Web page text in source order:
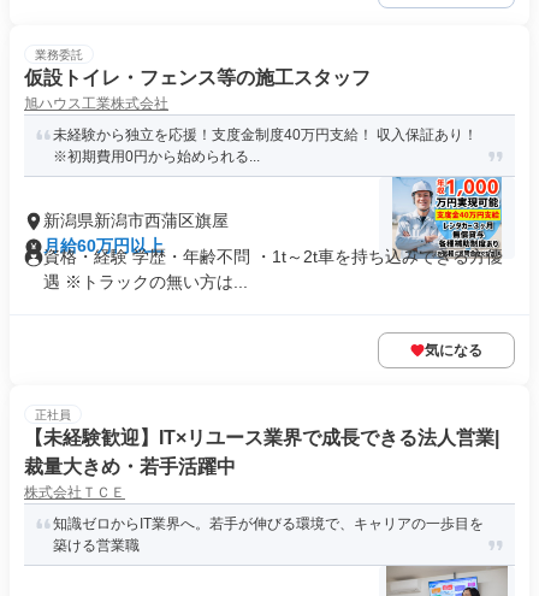
業務委託
仮設トイレ・フェンス等の施工スタッフ
旭ハウス工業株式会社
未経験から独立を応援！支度金制度40万円支給！ 収入保証あり！
※初期費用0円から始められる...
新潟県新潟市西蒲区旗屋
月給60万円以上
資格・経験 学歴・年齢不問 ・1t～2t車を持ち込みできる方優
遇 ※トラックの無い方は...
気になる
正社員
【未経験歓迎】IT×リユース業界で成長できる法人営業|
裁量大きめ・若手活躍中
株式会社ＴＣＥ
知識ゼロからIT業界へ。若手が伸びる環境で、キャリアの一歩目を
築ける営業職